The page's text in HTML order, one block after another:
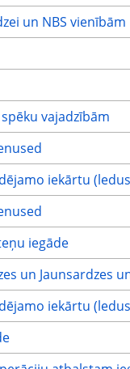
un NBS vienībām
vajadzībām
iekārtu
iegāde
un Jaunsardzes
iekārtu